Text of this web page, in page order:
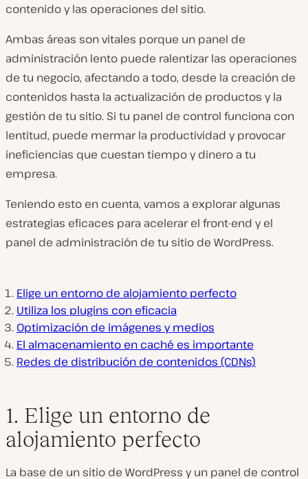
contenido y las operaciones del sitio.
Ambas áreas son vitales porque un panel de
administración lento puede ralentizar las operaciones
de tu negocio, afectando a todo, desde la creación de
contenidos hasta la actualización de productos y la
gestión de tu sitio. Si tu panel de control funciona con
lentitud, puede mermar la productividad y provocar
ineficiencias que cuestan tiempo y dinero a tu
empresa.
Teniendo esto en cuenta, vamos a explorar algunas
estrategias eficaces para acelerar el front-end y el
panel de administración de tu sitio de WordPress.
Elige un entorno de alojamiento perfecto
Utiliza los plugins con eficacia
Optimización de imágenes y medios
El almacenamiento en caché es importante
Redes de distribución de contenidos (CDNs)
1. Elige un entorno de
alojamiento perfecto
La base de un sitio de WordPress y un panel de control